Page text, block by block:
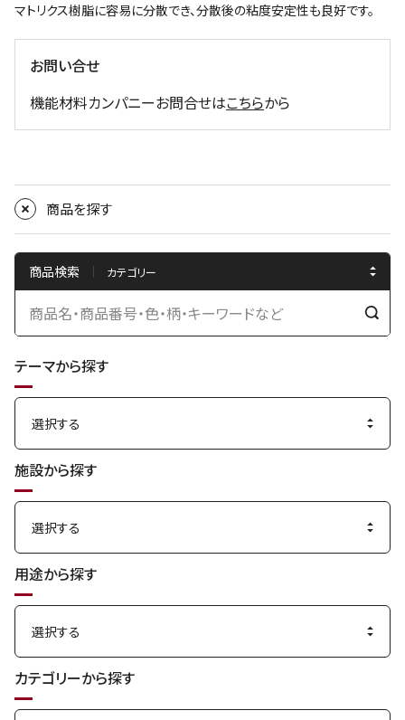
マトリクス樹脂に容易に分散でき、分散後の粘度安定性も良好です。
お問い合せ
機能材料カンパニーお問合せはこちらから
商品を探す
商品検索
検
テーマから探す
施設から探す
用途から探す
カテゴリーから探す